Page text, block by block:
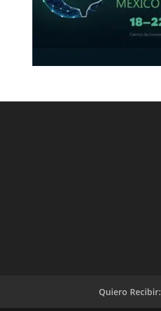
Quiero Recibir: